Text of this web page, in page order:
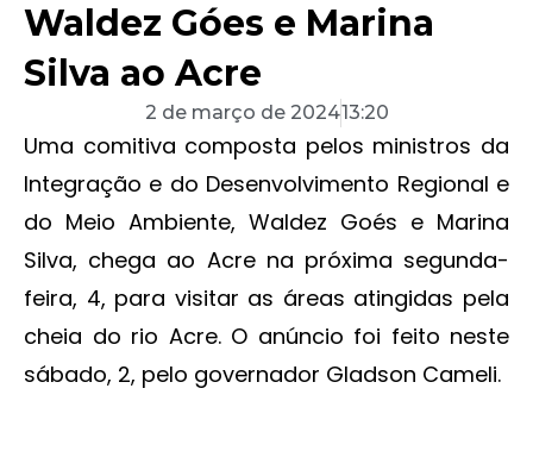
Waldez Góes e Marina
Silva ao Acre
2 de março de 202413:20
Uma comitiva composta pelos ministros da
Integração e do Desenvolvimento Regional e
do Meio Ambiente, Waldez Goés e Marina
Silva, chega ao Acre na próxima segunda-
feira, 4, para visitar as áreas atingidas pela
cheia do rio Acre. O anúncio foi feito neste
sábado, 2, pelo governador Gladson Cameli.